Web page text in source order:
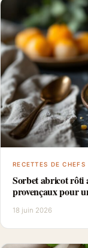
RECETTES DE CHEFS
Sorbet abricot rôti
provençaux pour
18 juin 2026